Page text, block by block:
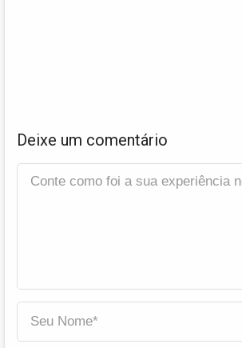
Deixe um comentário